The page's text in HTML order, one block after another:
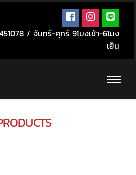
/ จันทร์-ศุกร์ 9โมงเช้า-6โมง
เย็น